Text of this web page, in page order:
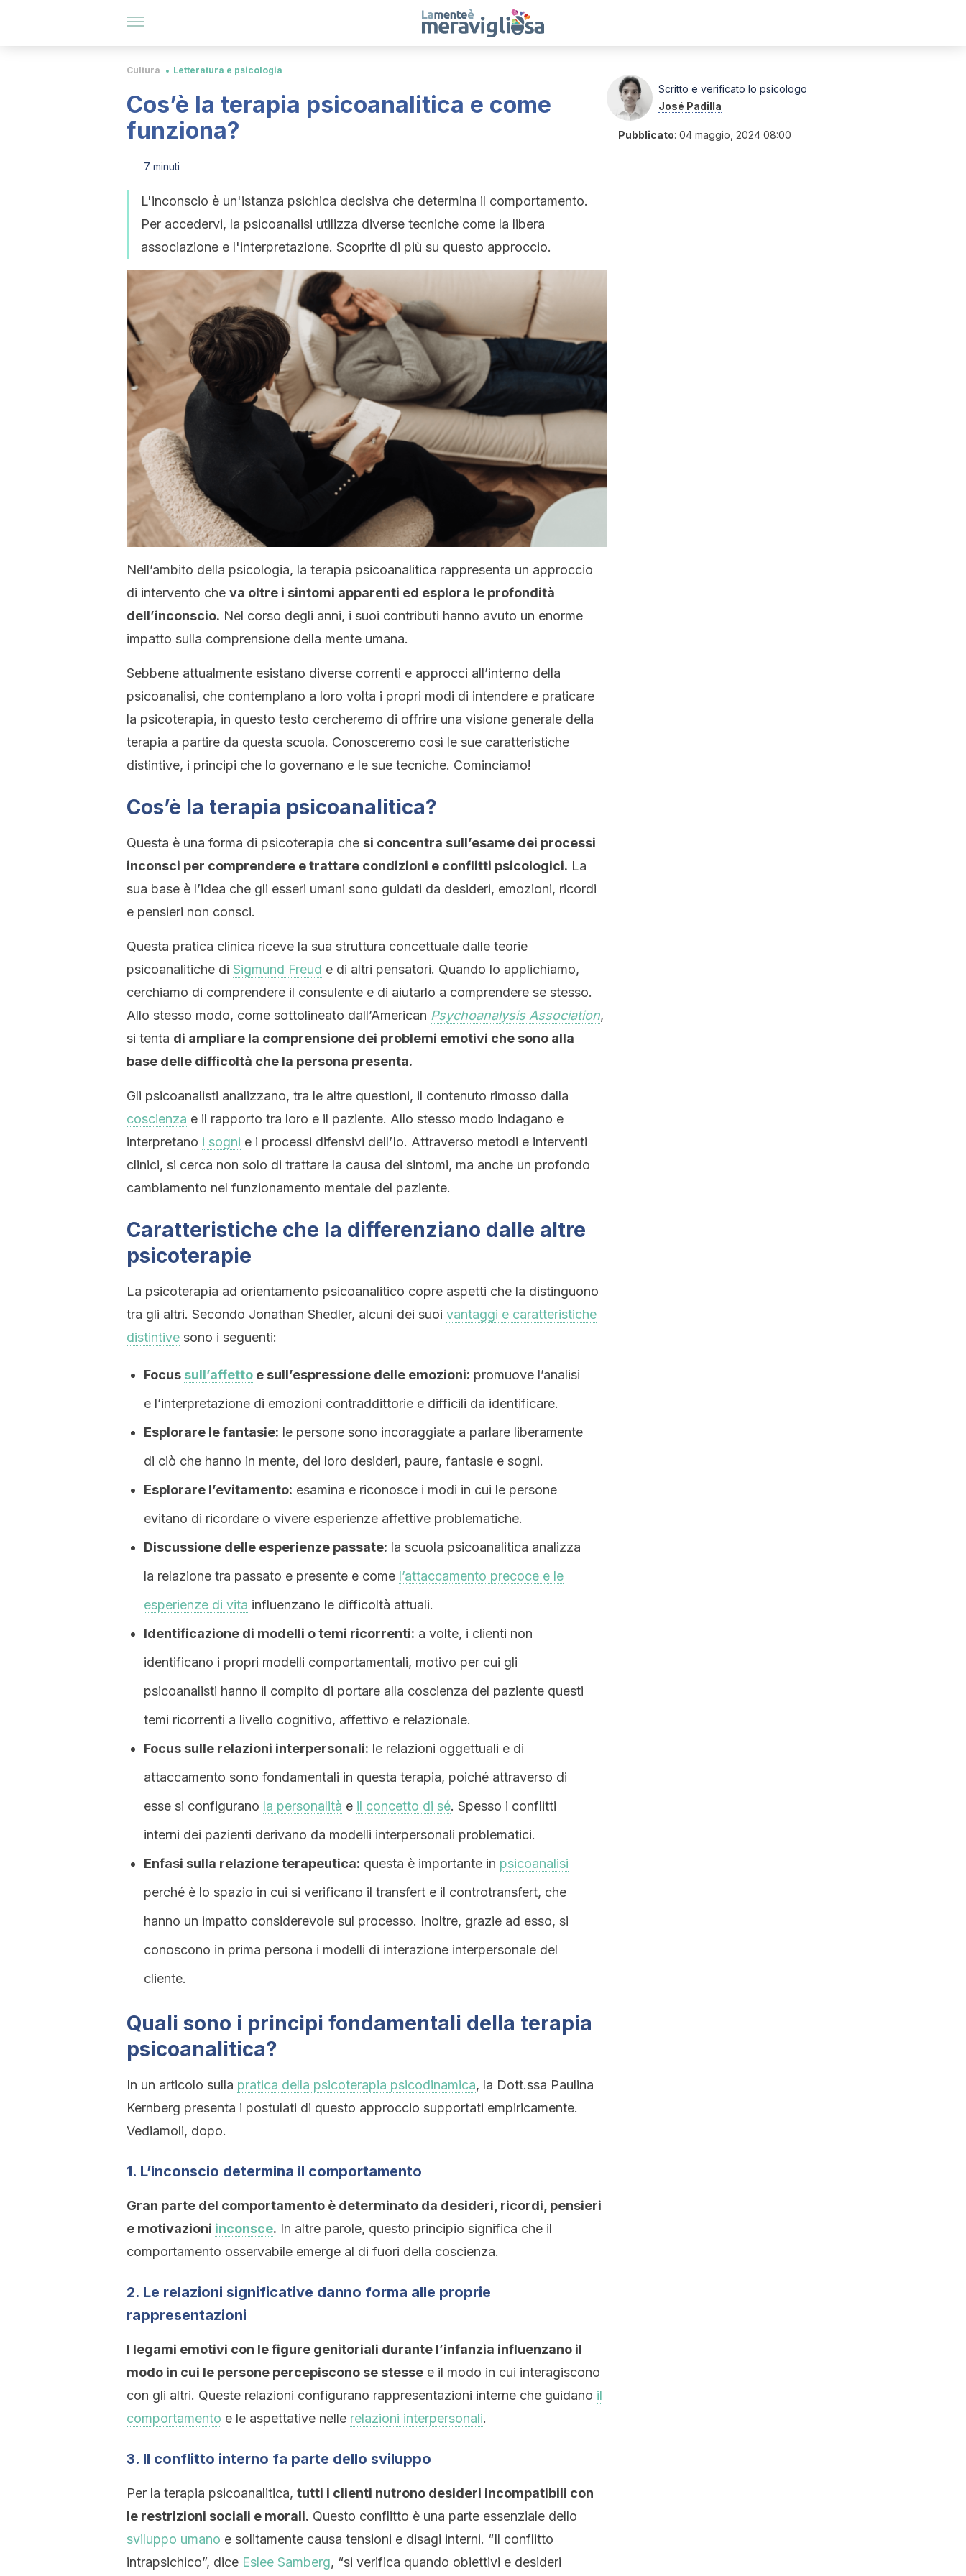
Cultura Letteratura e psicologia
Cos’è la terapia psicoanalitica e come
funziona?
7 minuti
L'inconscio è un'istanza psichica decisiva che determina il comportamento.
Per accedervi, la psicoanalisi utilizza diverse tecniche come la libera
associazione e l'interpretazione. Scoprite di più su questo approccio.
Nell’ambito della psicologia, la terapia psicoanalitica rappresenta un approccio
di intervento che va oltre i sintomi apparenti ed esplora le profondità
dell’inconscio. Nel corso degli anni, i suoi contributi hanno avuto un enorme
impatto sulla comprensione della mente umana.
Sebbene attualmente esistano diverse correnti e approcci all’interno della
psicoanalisi, che contemplano a loro volta i propri modi di intendere e praticare
la psicoterapia, in questo testo cercheremo di offrire una visione generale della
terapia a partire da questa scuola. Conosceremo così le sue caratteristiche
distintive, i principi che lo governano e le sue tecniche. Cominciamo!
Cos’è la terapia psicoanalitica?
Questa è una forma di psicoterapia che si concentra sull’esame dei processi
inconsci per comprendere e trattare condizioni e conflitti psicologici. La
sua base è l’idea che gli esseri umani sono guidati da desideri, emozioni, ricordi
e pensieri non consci.
Questa pratica clinica riceve la sua struttura concettuale dalle teorie
psicoanalitiche di Sigmund Freud e di altri pensatori. Quando lo applichiamo,
cerchiamo di comprendere il consulente e di aiutarlo a comprendere se stesso.
Allo stesso modo, come sottolineato dall’American Psychoanalysis Association,
si tenta di ampliare la comprensione dei problemi emotivi che sono alla
base delle difficoltà che la persona presenta.
Gli psicoanalisti analizzano, tra le altre questioni, il contenuto rimosso dalla
coscienza e il rapporto tra loro e il paziente. Allo stesso modo indagano e
interpretano i sogni e i processi difensivi dell’Io. Attraverso metodi e interventi
clinici, si cerca non solo di trattare la causa dei sintomi, ma anche un profondo
cambiamento nel funzionamento mentale del paziente.
Caratteristiche che la differenziano dalle altre
psicoterapie
La psicoterapia ad orientamento psicoanalitico copre aspetti che la distinguono
tra gli altri. Secondo Jonathan Shedler, alcuni dei suoi vantaggi e caratteristiche
distintive sono i seguenti:
Focus sull’affetto e sull’espressione delle emozioni: promuove l’analisi
e l’interpretazione di emozioni contraddittorie e difficili da identificare.
Esplorare le fantasie: le persone sono incoraggiate a parlare liberamente
di ciò che hanno in mente, dei loro desideri, paure, fantasie e sogni.
Esplorare l’evitamento: esamina e riconosce i modi in cui le persone
evitano di ricordare o vivere esperienze affettive problematiche.
Discussione delle esperienze passate: la scuola psicoanalitica analizza
la relazione tra passato e presente e come l’attaccamento precoce e le
esperienze di vita influenzano le difficoltà attuali.
Identificazione di modelli o temi ricorrenti: a volte, i clienti non
identificano i propri modelli comportamentali, motivo per cui gli
psicoanalisti hanno il compito di portare alla coscienza del paziente questi
temi ricorrenti a livello cognitivo, affettivo e relazionale.
Focus sulle relazioni interpersonali: le relazioni oggettuali e di
attaccamento sono fondamentali in questa terapia, poiché attraverso di
esse si configurano la personalità e il concetto di sé. Spesso i conflitti
interni dei pazienti derivano da modelli interpersonali problematici.
Enfasi sulla relazione terapeutica: questa è importante in psicoanalisi
perché è lo spazio in cui si verificano il transfert e il controtransfert, che
hanno un impatto considerevole sul processo. Inoltre, grazie ad esso, si
conoscono in prima persona i modelli di interazione interpersonale del
cliente.
Quali sono i principi fondamentali della terapia
psicoanalitica?
In un articolo sulla pratica della psicoterapia psicodinamica, la Dott.ssa Paulina
Kernberg presenta i postulati di questo approccio supportati empiricamente.
Vediamoli, dopo.
1. L’inconscio determina il comportamento
Gran parte del comportamento è determinato da desideri, ricordi, pensieri
e motivazioni inconsce. In altre parole, questo principio significa che il
comportamento osservabile emerge al di fuori della coscienza.
2. Le relazioni significative danno forma alle proprie
rappresentazioni
I legami emotivi con le figure genitoriali durante l’infanzia influenzano il
modo in cui le persone percepiscono se stesse e il modo in cui interagiscono
con gli altri. Queste relazioni configurano rappresentazioni interne che guidano il
comportamento e le aspettative nelle relazioni interpersonali.
3. Il conflitto interno fa parte dello sviluppo
Per la terapia psicoanalitica, tutti i clienti nutrono desideri incompatibili con
le restrizioni sociali e morali. Questo conflitto è una parte essenziale dello
sviluppo umano e solitamente causa tensioni e disagi interni. “Il conflitto
intrapsichico”, dice Eslee Samberg, “si verifica quando obiettivi e desideri
Scritto e verificato lo psicologo
José Padilla
Pubblicato: 04 maggio, 2024 08:00